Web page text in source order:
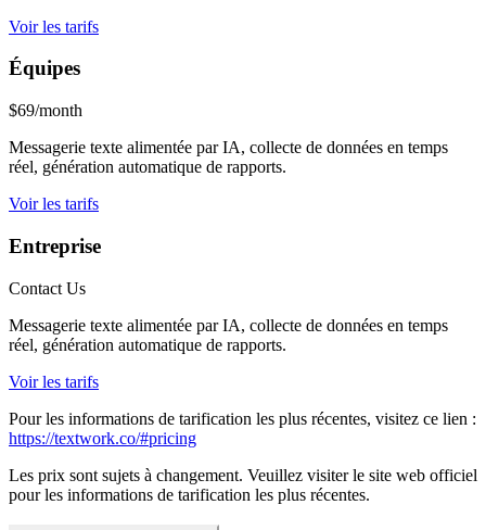
Voir les tarifs
Équipes
$69/month
Messagerie texte alimentée par IA, collecte de données en temps
réel, génération automatique de rapports.
Voir les tarifs
Entreprise
Contact Us
Messagerie texte alimentée par IA, collecte de données en temps
réel, génération automatique de rapports.
Voir les tarifs
Pour les informations de tarification les plus récentes, visitez ce lien :
https://textwork.co/#pricing
Les prix sont sujets à changement. Veuillez visiter le site web officiel
pour les informations de tarification les plus récentes.